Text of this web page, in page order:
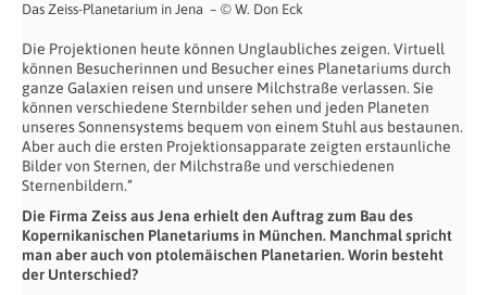
Das Zeiss-Planetarium in Jena – © W. Don Eck
Die Projektionen heute können Unglaubliches zeigen. Virtuell
können Besucherinnen und Besucher eines Planetariums durch
ganze Galaxien reisen und unsere Milchstraße verlassen. Sie
können verschiedene Sternbilder sehen und jeden Planeten
unseres Sonnensystems bequem von einem Stuhl aus bestaunen.
Aber auch die ersten Projektionsapparate zeigten erstaunliche
Bilder von Sternen, der Milchstraße und verschiedenen
Sternenbildern.“
Die Firma Zeiss aus Jena erhielt den Auftrag zum Bau des
Kopernikanischen Planetariums in München. Manchmal spricht
man aber auch von ptolemäischen Planetarien. Worin besteht
der Unterschied?